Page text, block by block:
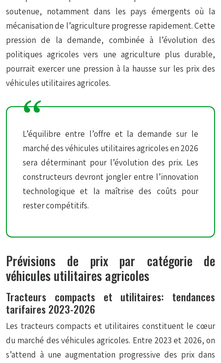
soutenue, notamment dans les pays émergents où la
mécanisation de l’agriculture progresse rapidement. Cette
pression de la demande, combinée à l’évolution des
politiques agricoles vers une agriculture plus durable,
pourrait exercer une pression à la hausse sur les prix des
véhicules utilitaires agricoles.
L’équilibre entre l’offre et la demande sur le
marché des véhicules utilitaires agricoles en 2026
sera déterminant pour l’évolution des prix. Les
constructeurs devront jongler entre l’innovation
technologique et la maîtrise des coûts pour
rester compétitifs.
Prévisions de prix par catégorie de
véhicules utilitaires agricoles
Tracteurs compacts et utilitaires: tendances
tarifaires 2023-2026
Les tracteurs compacts et utilitaires constituent le cœur
du marché des véhicules agricoles. Entre 2023 et 2026, on
s’attend à une augmentation progressive des prix dans